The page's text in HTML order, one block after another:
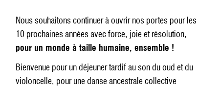
Nous souhaitons continuer à ouvrir nos portes pour les
10 prochaines années avec force, joie et résolution,
pour un monde à taille humaine, ensemble !
Bienvenue pour un déjeuner tardif au son du oud et du
violoncelle, pour une danse ancestrale collective